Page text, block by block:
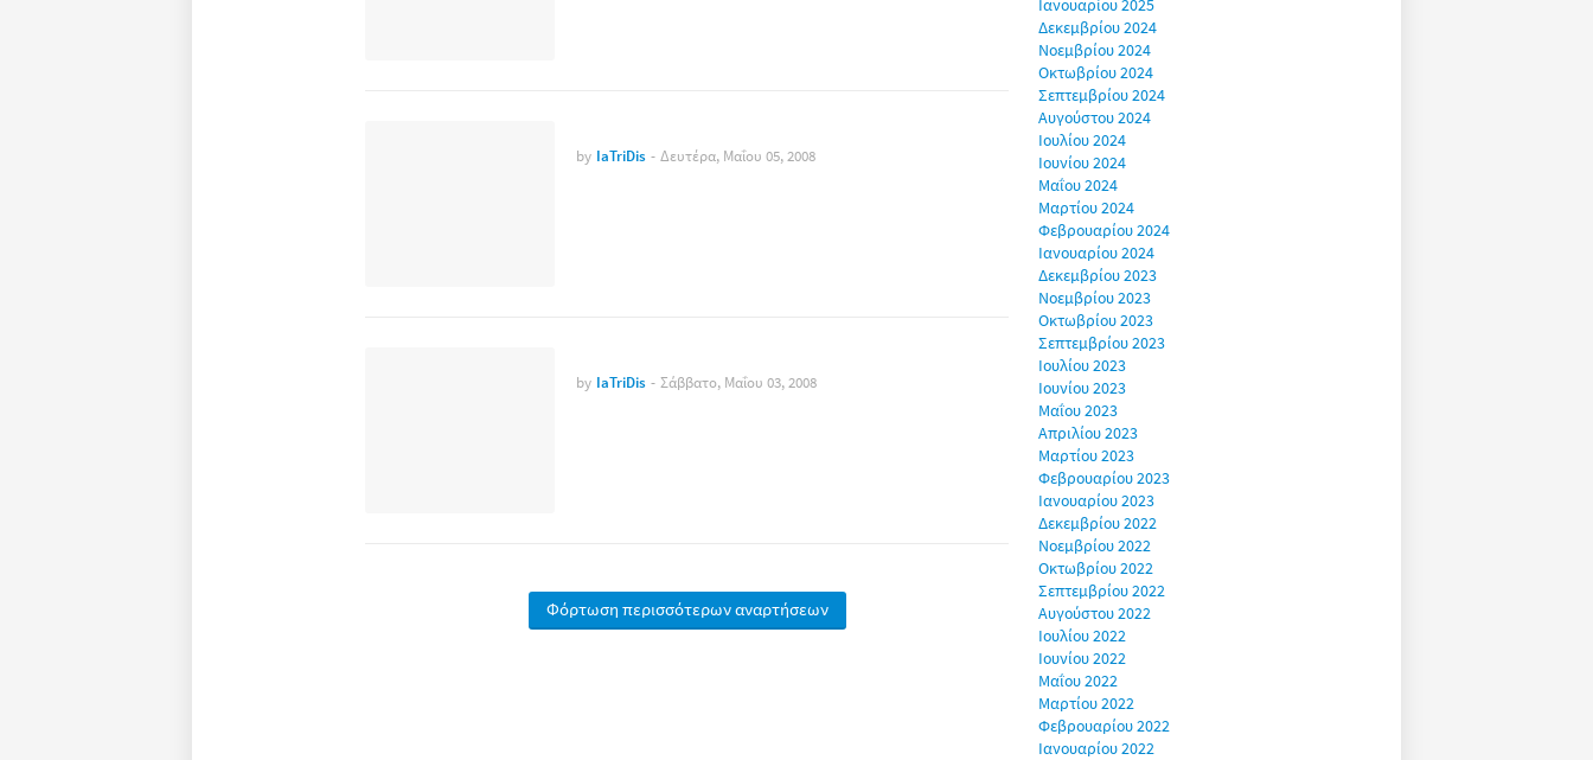
by IaTriDis - Δευτέρα, Μαΐου 05, 2008
by IaTriDis - Σάββατο, Μαΐου 03, 2008
Φόρτωση περισσότερων αναρτήσεων
Ιανουαρίου 2025
Δεκεμβρίου 2024
Νοεμβρίου 2024
Οκτωβρίου 2024
Σεπτεμβρίου 2024
Αυγούστου 2024
Ιουλίου 2024
Ιουνίου 2024
Μαΐου 2024
Μαρτίου 2024
Φεβρουαρίου 2024
Ιανουαρίου 2024
Δεκεμβρίου 2023
Νοεμβρίου 2023
Οκτωβρίου 2023
Σεπτεμβρίου 2023
Ιουλίου 2023
Ιουνίου 2023
Μαΐου 2023
Απριλίου 2023
Μαρτίου 2023
Φεβρουαρίου 2023
Ιανουαρίου 2023
Δεκεμβρίου 2022
Νοεμβρίου 2022
Οκτωβρίου 2022
Σεπτεμβρίου 2022
Αυγούστου 2022
Ιουλίου 2022
Ιουνίου 2022
Μαΐου 2022
Μαρτίου 2022
Φεβρουαρίου 2022
Ιανουαρίου 2022